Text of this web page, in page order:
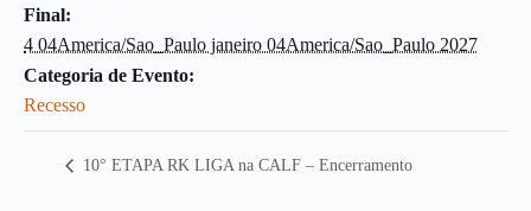
Final:
4 04America/Sao_Paulo janeiro 04America/Sao_Paulo 2027
Categoria de Evento:
Recesso
10° ETAPA RK LIGA na CALF – Encerramento